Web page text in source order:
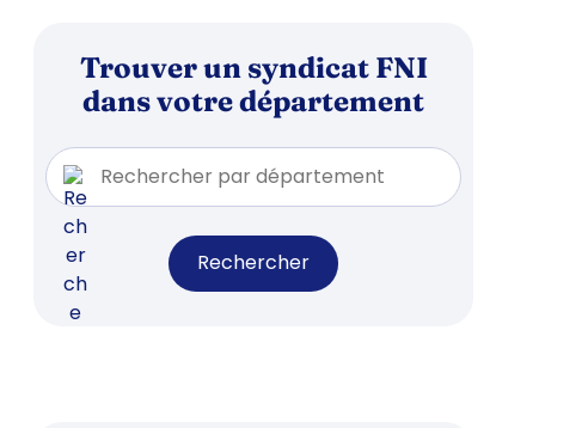
Trouver un syndicat FNI
dans votre département